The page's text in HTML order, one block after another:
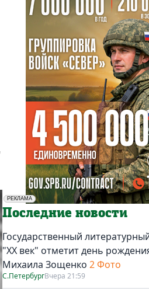
РЕКЛАМА
Социальная реклама
Последние новости
Государственный
"ХХ век" отметит день
Михаила Зощенко 2 Фото
С.ПетербургВчера 21:59